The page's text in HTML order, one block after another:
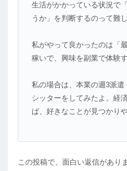
生活がかかっている状況で
うか」を判断するのって難
私がやって良かったのは「
稼いで、興味を副業で体験
私の場合は、本業の週3派遣
シッターをしてみたよ。経
ば、好きなことが見つかりや
この投稿で、面白い返信があり